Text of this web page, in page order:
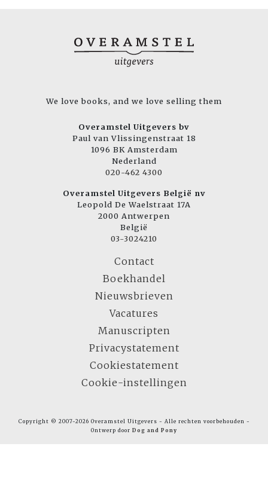
We love books, and we love selling them
Overamstel Uitgevers bv
Paul van Vlissingenstraat 18
1096 BK Amsterdam
Nederland
020-462 4300
Overamstel Uitgevers België nv
Leopold De Waelstraat 17A
2000 Antwerpen
België
03-3024210
Contact
Boekhandel
Nieuwsbrieven
Vacatures
Manuscripten
Privacystatement
Cookiestatement
Cookie-instellingen
Copyright © 2007-2026 Overamstel Uitgevers - Alle rechten voorbehouden -
Ontwerp door Dog and Pony